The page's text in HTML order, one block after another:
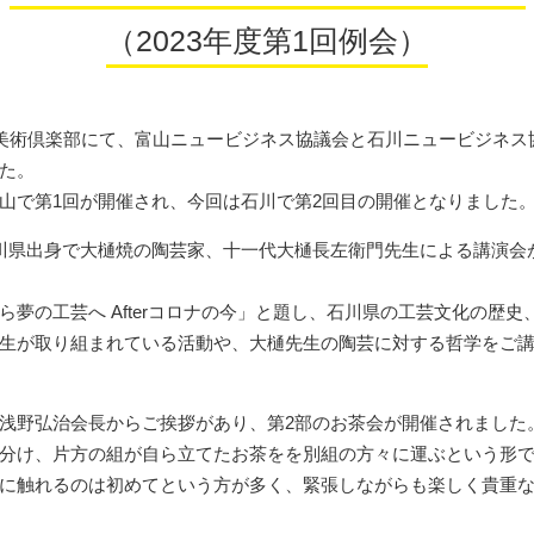
（2023年度第1回例会）
術倶楽部にて、富山ニュービジネス協議会と石川ニュービジネ
。
で第1回が開催され、今回は石川で第2回目の開催となりました
県出身で大樋焼の陶芸家、十一代大樋長左衛門先生による講演会
夢の工芸へ Afterコロナの今」と題し、石川県の工芸文化の歴史
が取り組まれている活動や、大樋先生の陶芸に対する哲学をご
野弘治会長からご挨拶があり、第2部のお茶会が開催されました
け、片方の組が自ら立てたお茶をを別組の方々に運ぶという形
触れるのは初めてという方が多く、緊張しながらも楽しく貴重